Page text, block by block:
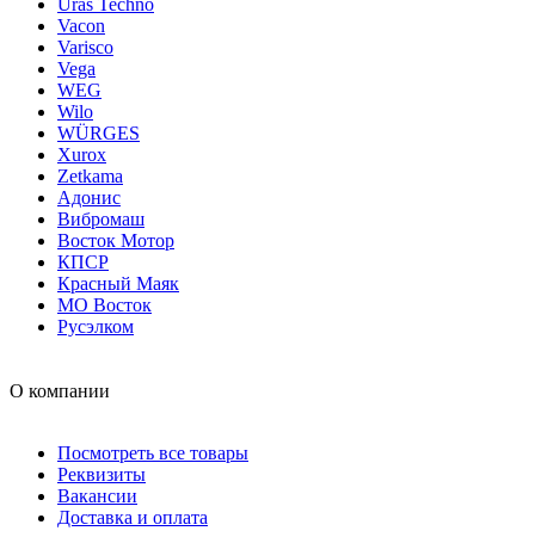
Uras Techno
Vacon
Varisco
Vega
WEG
Wilo
WÜRGES
Xurox
Zetkama
Адонис
Вибромаш
Восток Мотор
КПСР
Красный Маяк
МО Восток
Русэлком
О компании
Посмотреть все товары
Реквизиты
Вакансии
Доставка и оплата